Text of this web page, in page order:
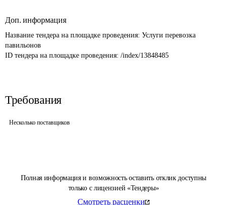
Полная информация и возможность оставить отклик доступны
только с лицензией «Тендеры»
Смотреть расценки
Доп. информация
Название тендера на площадке проведения: Услуги перевозка
павильонов
ID тендера на площадке проведения: /index/13848485
Требования
Несколько поставщиков